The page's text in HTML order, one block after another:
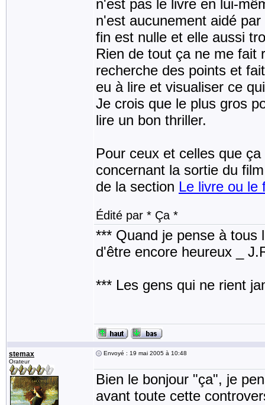
n'est pas le livre en lui-
n'est aucunement aidé
fin est nulle et elle aussi
Rien de tout ça ne me fait
recherche des points et
eu à lire et visualiser ce
Je crois que le plus gros
lire un bon thriller.
Pour ceux et celles que
concernant la sortie du
de la section Le livre ou le
Édité par * Ça *
*** Quand je pense à tous
d'être encore heureux _
*** Les gens qui ne rient
stemax
Orateur
Envoyé : 19 mai 2005 à 10:48
Bien le bonjour "ça", je
avant toute cette